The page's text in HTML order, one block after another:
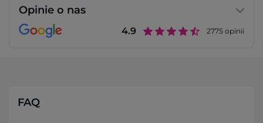
Opinie o nas
4.9 2775 opinii
FAQ